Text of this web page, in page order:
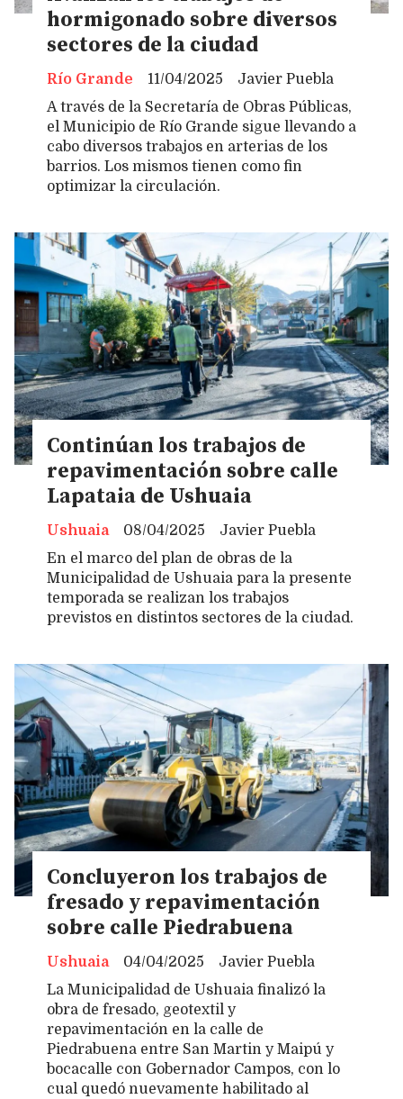
hormigonado sobre diversos
sectores de la ciudad
Javier Puebla
Río Grande
11/04/2025
A través de la Secretaría de Obras Públicas,
el Municipio de Río Grande sigue llevando a
cabo diversos trabajos en arterias de los
barrios. Los mismos tienen como fin
optimizar la circulación.
Continúan los trabajos de
repavimentación sobre calle
Lapataia de Ushuaia
Javier Puebla
Ushuaia
08/04/2025
En el marco del plan de obras de la
Municipalidad de Ushuaia para la presente
temporada se realizan los trabajos
previstos en distintos sectores de la ciudad.
Concluyeron los trabajos de
fresado y repavimentación
sobre calle Piedrabuena
Javier Puebla
Ushuaia
04/04/2025
La Municipalidad de Ushuaia finalizó la
obra de fresado, geotextil y
repavimentación en la calle de
Piedrabuena entre San Martin y Maipú y
bocacalle con Gobernador Campos, con lo
cual quedó nuevamente habilitado al